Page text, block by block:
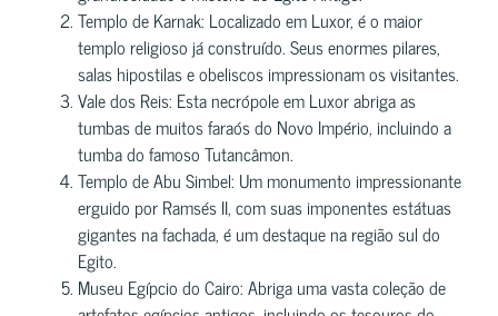
Templo de Karnak: Localizado em Luxor, é o maior
templo religioso já construído. Seus enormes pilares,
salas hipostilas e obeliscos impressionam os visitantes.
Vale dos Reis: Esta necrópole em Luxor abriga as
tumbas de muitos faraós do Novo Império, incluindo a
tumba do famoso Tutancâmon.
Templo de Abu Simbel: Um monumento impressionante
erguido por Ramsés II, com suas imponentes estátuas
gigantes na fachada, é um destaque na região sul do
Egito.
Museu Egípcio do Cairo: Abriga uma vasta coleção de